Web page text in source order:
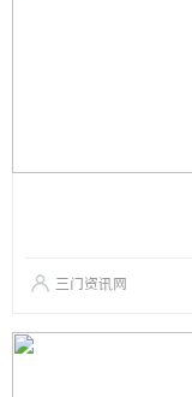
三门资讯网